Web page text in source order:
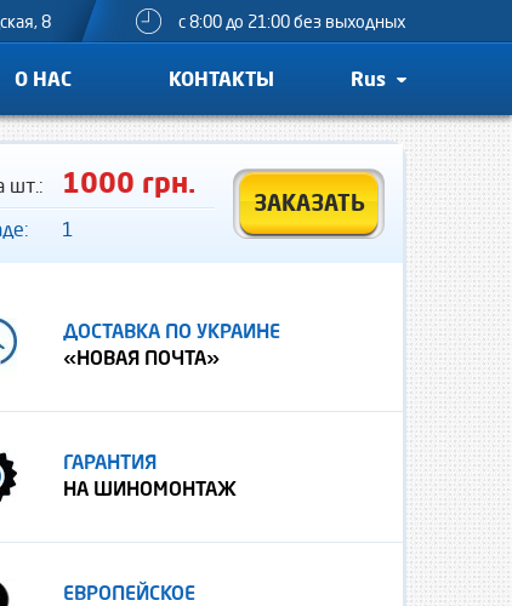
8 с 8:00 до 21:00 без выходных
О НАС КОНТАКТЫ Rus
шт.: 1000 грн.
1
ЗАКАЗАТЬ
ДОСТАВКА ПО УКРАИНЕ
«НОВАЯ ПОЧТА»
ГАРАНТИЯ
НА ШИНОМОНТАЖ
ЕВРОПЕЙСКОЕ